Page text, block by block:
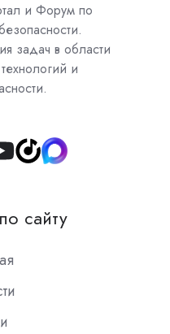
и Форум по
задач в области
и
Join
Slackсайту